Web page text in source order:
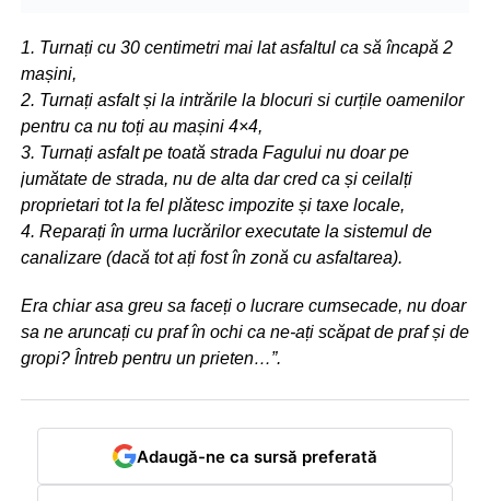
1. Turnați cu 30 centimetri mai lat asfaltul ca să încapă 2
mașini,
2. Turnați asfalt și la intrările la blocuri si curțile oamenilor
pentru ca nu toți au mașini 4×4,
3. Turnați asfalt pe toată strada Fagului nu doar pe
jumătate de strada, nu de alta dar cred ca și ceilalți
proprietari tot la fel plătesc impozite și taxe locale,
4. Reparați în urma lucrărilor executate la sistemul de
canalizare (dacă tot ați fost în zonă cu asfaltarea).
Era chiar asa greu sa faceți o lucrare cumsecade, nu doar
sa ne aruncați cu praf în ochi ca ne-ați scăpat de praf și de
gropi? Întreb pentru un prieten…”.
Adaugă-ne ca sursă preferată